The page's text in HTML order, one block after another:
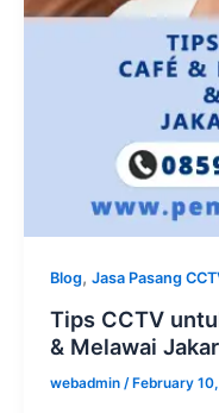
Blog, Jasa Pasang
Tips CCTV
& Melawai
webadmin /February